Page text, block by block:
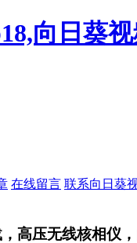
向日葵
在线留言 联系向日葵
线核相仪，